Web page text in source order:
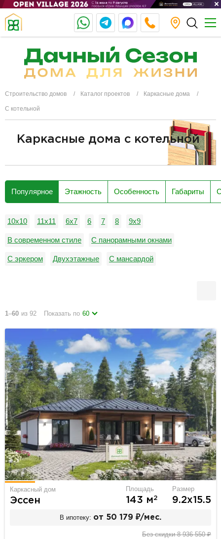
Строительство домов Каталог проектов Каркасные дома
С котельной
Каркасные дома с котельной
Популярное Этажность Особенность Габариты
10х10 11х11 6x7 6 7 8 9х9
В современном стиле С панорамными окнами
С эркером Двухэтажные С мансардой
С плоской кровлей
1–60 из 92 Показать по 60
Каркасный дом
Эссен
Площадь
143 м2
Размер
9.2х15.5
В ипотеку: от 50 179 ₽/мес.
Без скидки 8 936 550 ₽